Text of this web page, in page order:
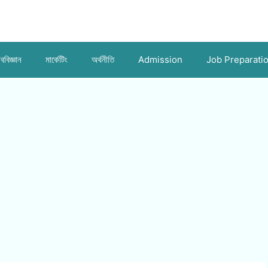
মার্কেটিং অর্থনীতি Admission Job